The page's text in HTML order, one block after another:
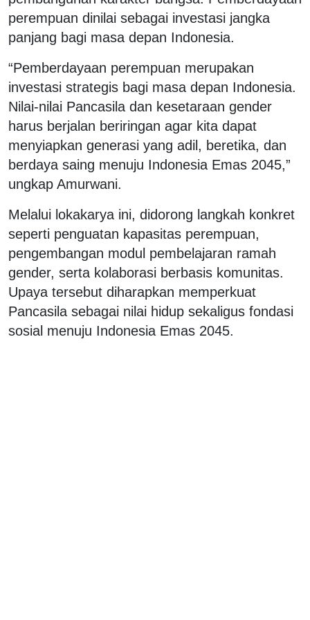
perempuan dinilai sebagai investasi jangka
panjang bagi masa depan Indonesia.
“Pemberdayaan perempuan merupakan
investasi strategis bagi masa depan Indonesia.
Nilai-nilai Pancasila dan kesetaraan gender
harus berjalan beriringan agar kita dapat
menyiapkan generasi yang adil, beretika, dan
berdaya saing menuju Indonesia Emas 2045,”
ungkap Amurwani.
Melalui lokakarya ini, didorong langkah konkret
seperti penguatan kapasitas perempuan,
pengembangan modul pembelajaran ramah
gender, serta kolaborasi berbasis komunitas.
Upaya tersebut diharapkan memperkuat
Pancasila sebagai nilai hidup sekaligus fondasi
sosial menuju Indonesia Emas 2045.